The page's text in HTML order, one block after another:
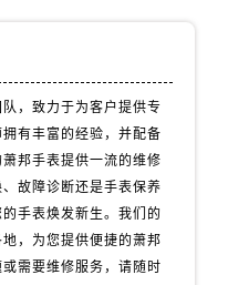
天津市和平区赤峰道136号天津国际金融中心26层2603室萧邦售后服务中心（需提前预约）
，致力于为客户提供专
有丰富的经验，并配备
邦手表提供一流的维修
故障诊断还是手表保养
手表焕发新生。我们的
，为您提供便捷的萧邦
需要维修服务，请随时